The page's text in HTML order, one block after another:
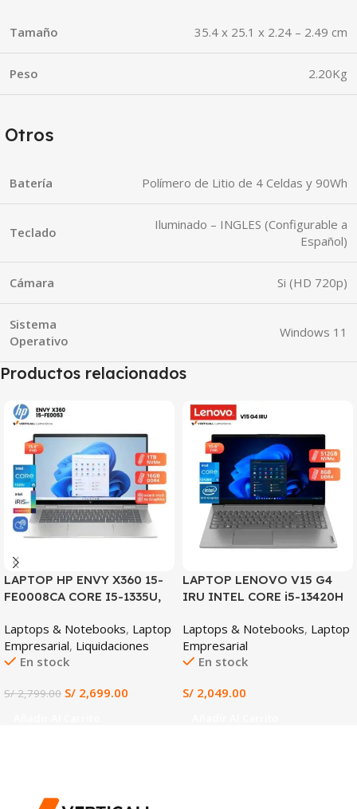
Tamaño 35.4 x 25.1 x 2.24 – 2.49 cm
Peso 2.20Kg
Otros
Batería Polímero de Litio de 4 Celdas y 90Wh
Teclado
Iluminado – INGLES (Configurable a
Español)
Cámara Si (HD 720p)
Sistema
Operativo
Windows 11
Productos relacionados
SALE
LAPTOP HP ENVY X360 15-
FE0008CA CORE I5-1335U,
FHD
Laptops & Notebooks, Laptop
Empresarial, Liquidaciones
En stock
S/2,799.00 S/ 2,699.00
LAPTOP LENOVO V15 G4
IRU INTEL CORE i5-13420H
15.6″ FHD INTEL UHD
GRAPHICS WIN 11
PREINSTALADO (Lenovo
Laptops & Notebooks, Laptop
Empresarial
En stock
S/ 2,049.00